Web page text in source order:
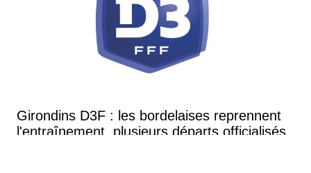
Girondins D3F : les bordelaises reprennent
l'entraînement, plusieurs départs officialisés